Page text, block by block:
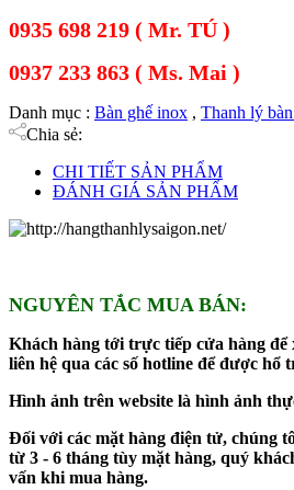
0935 698 219 ( Mr. TÚ )
0937 233 863 ( Ms. Mai )
Danh mục : Bàn ghế inox , Thanh lý
Chia sẻ:
CHI TIẾT SẢN PHẨM
ĐÁNH GIÁ SẢN PHẨM
NGUYÊN TẮC MUA BÁN:
Khách hàng tới trực tiếp cửa hàng để
liên hệ qua các số hotline để được
Hình ảnh trên website là hình ảnh
Đối với các mặt hàng điện tử, chúng
từ 3 - 6 tháng tùy mặt hàng, quý
vấn khi mua hàng.